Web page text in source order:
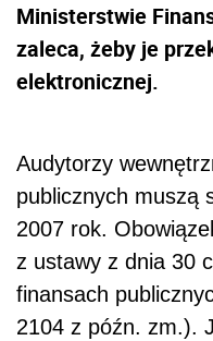
Ministerstwie
zaleca, żeby je
elektronicznej.
Audytorzy
publicznych muszą
2007 rok.
z ustawy z dnia 30
finansach
2104 z późn. zm.).